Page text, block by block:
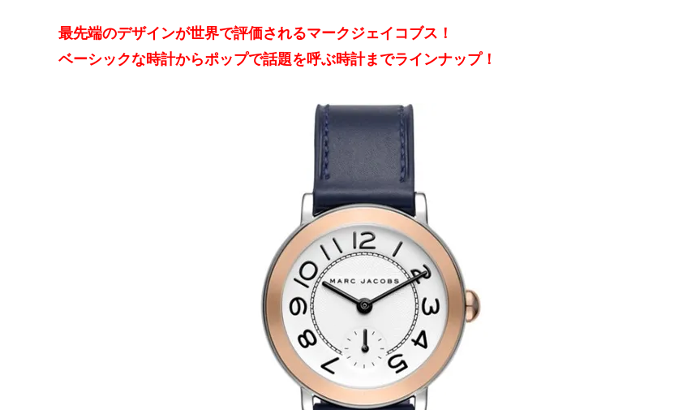
最先端のデザインが世界で評価されるマークジェイコブス！
ベーシックな時計からポップで話題を呼ぶ時計までラインナップ！